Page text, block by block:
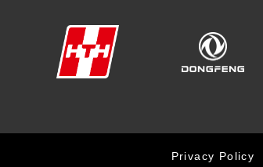
Privacy Policy